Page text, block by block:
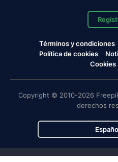
Términos y condiciones
Política de cookies
Cookies
Copyright © 2010-2026
derechos